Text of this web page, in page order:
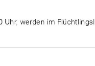
werden im